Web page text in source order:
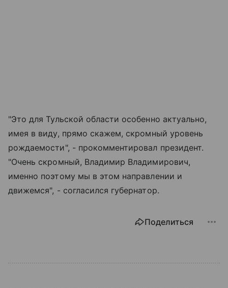
"Это для Тульской области особенно актуально,
имея в виду, прямо скажем, скромный уровень
рождаемости", - прокомментировал президент.
"Очень скромный, Владимир Владимирович,
именно поэтому мы в этом направлении и
движемся", - согласился губернатор.
Поделиться